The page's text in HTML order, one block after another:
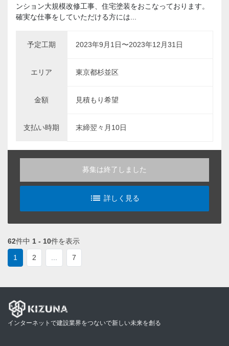
ンション大規模改修工事、住宅塗装をおこなっております。
確実な仕事をしていただける方には...
予定工期 2023年9月1日〜2023年12月31日
エリア 東京都杉並区
金額 見積もり希望
支払い時期 末締翌々月10日
募集は終了しました
list_alt
詳しく見る
62件中 1 - 10件を表示
1
2 7
インターネットで建設業界をつないで新しい未来を創る